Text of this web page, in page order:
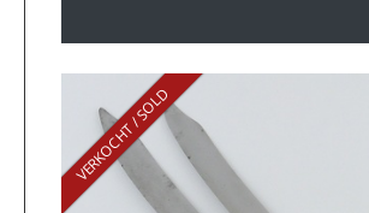
VERKOCHT / SOLD